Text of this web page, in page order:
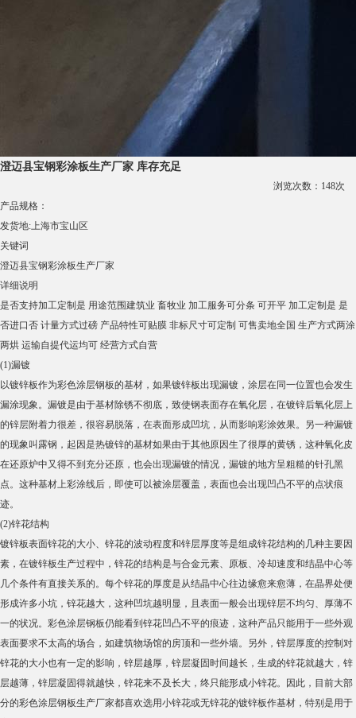
澄迈县宝钢彩涂板生产厂家 库存充足
浏览次数： 148次
产品规格：
发货地:上海市宝山区
关键词
澄迈县宝钢彩涂板生产厂家
详细说明
是否支持加工定制 是 用途范围建筑业 畜牧业 加工服务可分条 可开平 加工定制 是 是
否进口否 计量方式过磅 产品特性可贴膜 非标尺寸可定制 可售卖地全国 生产方式两涂
两烘 运输自提代运均可 经营方式自营
(1)漏镀
以镀锌板作为彩色涂层钢板的基材，如果镀锌板出现漏镀，涂层在同一位置也会发生
漏涂现象。漏镀是由于基材除锈不彻底，致使钢表面存在氧化层，在镀锌后氧化层上
的锌层附着力很差，很容易脱落，在表面形成凹坑，从而影响彩涂效果。另一种漏镀
的现象叫露钢，起因是热镀锌的基材如果由于其他原因生了很厚的黄锈，这种氧化皮
在还原炉中又得不到充分还原，也会出现漏镀的情况，漏镀的地方呈粗糙的针孔黑
点。这种基材上彩涂线后，即使可以被涂层覆盖，表面也会出现凹凸不平的点状痕
迹。
(2)锌花结构
镀锌板表面锌花的大小、锌花的波动程度和锌层厚度等是组成锌花结构的几种主要因
素，在镀锌板生产过程中，锌花的结构是与合金元素、原板、冷却速度和结晶中心等
几个条件有直接关系的。每个锌花的厚度是从结晶中心往边缘愈来愈薄，在晶界处便
形成许多小坑，锌花越大，这种凹坑越明显，且表面一般会出现锌层不均匀、厚薄不
一的状况。彩色涂层钢板仍能看到锌花凹凸不平的痕迹，这种产品只能用于一些外观
表面要求不太高的场合，如建筑物场馆的房顶和一些外墙。另外，锌层厚度的控制对
锌花的大小也有一定的影响，锌层越厚，锌层凝固时间越长，生成的锌花就越大，锌
层越薄，锌层凝固得就越快，锌花来不及长大，终只能形成小锌花。因此，目前大部
分的彩色涂层钢板生产厂家都喜欢选用小锌花或无锌花的镀锌板作基材，特别是用于